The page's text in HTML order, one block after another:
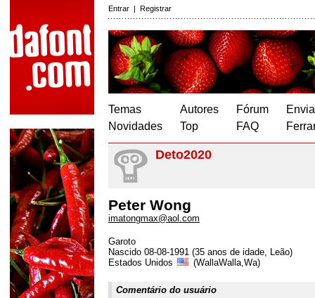
Entrar | Registrar
Temas
Novidades
Autores
Top
Fórum
FAQ
Deto2020
Peter Wong
imatongmax@aol.com
Garoto
Nascido 08-08-1991 (35 anos de idade, Leão)
Estados Unidos
(WallaWalla,Wa)
Comentário do usuário